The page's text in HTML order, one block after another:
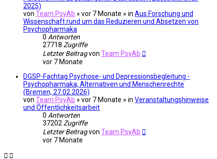
2025)
von Team PsyAb » vor 7 Monate » in Aus Forschung und
Wissenschaft rund um das Reduzieren und Absetzen von
Psychopharmaka
0 Antworten
27718 Zugriffe
Letzter Beitragvon Team PsyAb
vor 7 Monate
DGSP-Fachtag Psychose- und Depressionsbegleitung -
Psychopharmaka, Alternativen und Menschenrechte
(Bremen, 27.02.2026)
von Team PsyAb » vor 7 Monate » in Veranstaltungshinweise
und Öffentlichkeitsarbeit
0 Antworten
37202 Zugriffe
Letzter Beitragvon Team PsyAb
vor 7 Monate